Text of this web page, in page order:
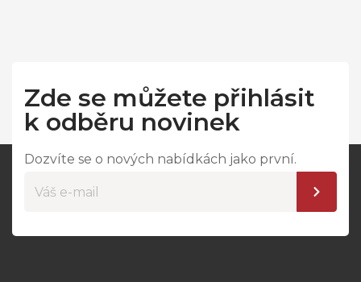
Zde se můžete přihlásit
k odběru novinek
Dozvíte se o nových nabídkách jako první.